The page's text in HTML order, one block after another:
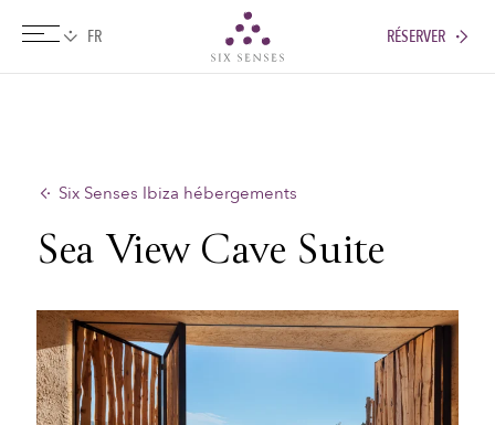
RÉSERVER
Six Senses Ibiza hébergements
Sea View Cave Suite